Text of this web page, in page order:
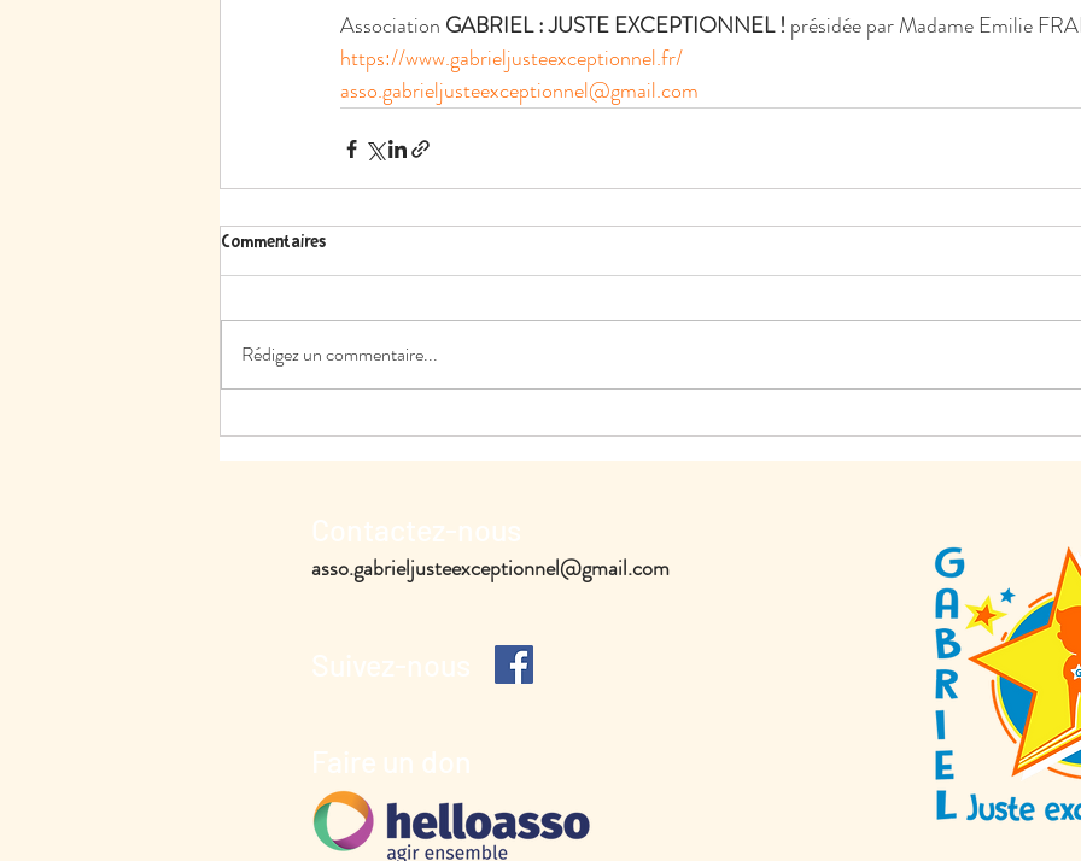
Association GABRIEL : JUSTE EXCEPTIONNEL ! présidée par Madame Emilie
https://www.gabrieljusteexceptionnel.fr/
asso.gabrieljusteexceptionnel@gmail.com
Commentaires
Rédigez un commentaire...
asso.gabrieljusteexceptionnel@gmail.com